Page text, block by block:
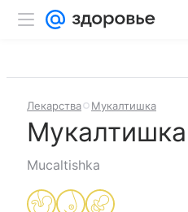
Лекарства Мукалтишка
Мукалтишка
Mucaltishka